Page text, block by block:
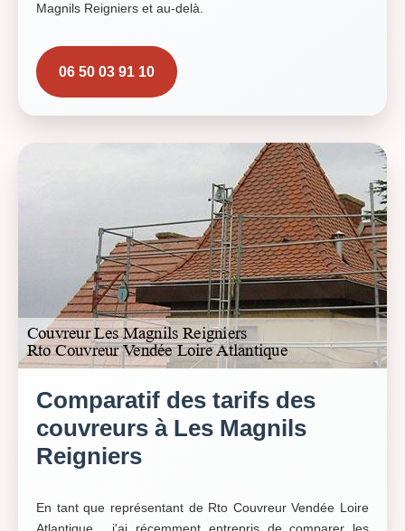
Magnils Reigniers et au-delà.
06 50 03 91 10
Comparatif des tarifs des
couvreurs à Les Magnils
Reigniers
En tant que représentant de Rto Couvreur Vendée Loire